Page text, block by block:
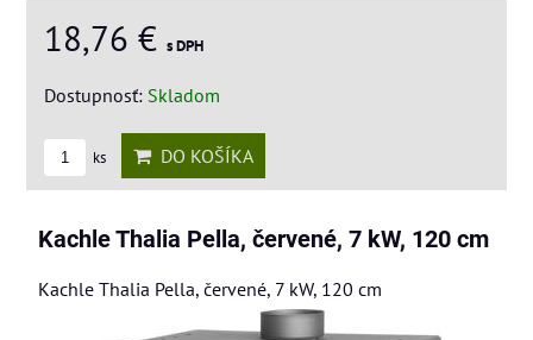
18,76 € s DPH
Dostupnosť: Skladom
ks DO KOŠÍKA
Kachle Thalia Pella, červené, 7 kW, 120 cm
Kachle Thalia Pella, červené, 7 kW, 120 cm